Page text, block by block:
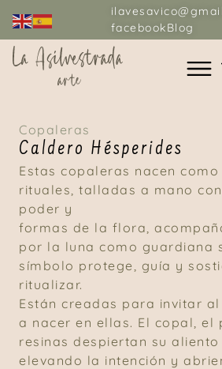
facebookBlog
Copaleras
Caldero Hésperides
Estas copaleras nacen
rituales, talladas a mano
poder y
formas de la flora,
por la luna como guardiana
símbolo protege, guía y
ritualizar.
Están creadas para invitar
a nacer en ellas. El copal, el
resinas despiertan su aliento
elevando la intención y